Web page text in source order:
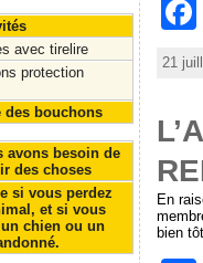
avec tirelire
protection
des bouchons
avons besoin de
des choses
si vous perdez
et si vous
chien ou un
21
En
bien